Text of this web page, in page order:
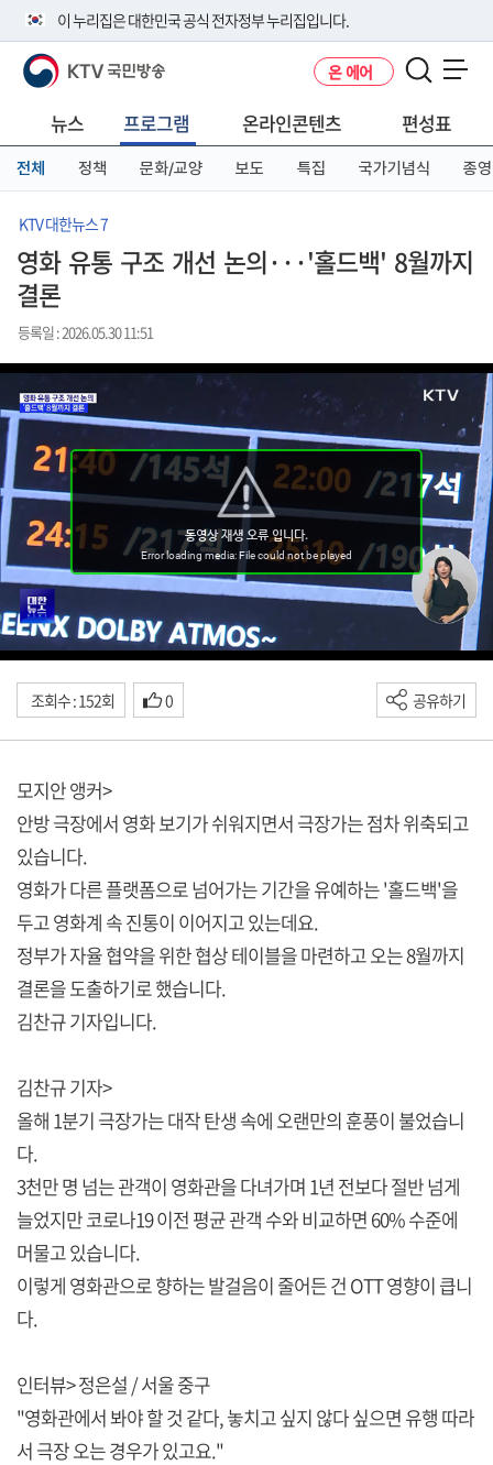
이 누리집은 대한민국 공식 전자정부 누리집입니다.
공식 누리집 주소 확인하기
니다.
이밖에 or.kr 또는 .kr등 다른 도메인 주소를 사용하고 있다면 아래 URL에
서 도메인 주소를 확인해 보세요
KTV 국민방송 온 에어
뉴스 프로그램 온라인콘텐츠 편성표
전체 정책 문화/교양 보도 특집 국가기념식 종영
KTV 대한뉴스 7
영화 유통 구조 개선 논의···'홀드백' 8월까지
결론
등록일 : 2026.05.30 11:51
조회수 : 152회 0 공유하기
모지안 앵커>
안방 극장에서 영화 보기가 쉬워지면서 극장가는 점차 위축되고
있습니다.
영화가 다른 플랫폼으로 넘어가는 기간을 유예하는 '홀드백'을
두고 영화계 속 진통이 이어지고 있는데요.
정부가 자율 협약을 위한 협상 테이블을 마련하고 오는 8월까지
결론을 도출하기로 했습니다.
김찬규 기자입니다.
김찬규 기자>
올해 1분기 극장가는 대작 탄생 속에 오랜만의 훈풍이 불었습니
다.
3천만 명 넘는 관객이 영화관을 다녀가며 1년 전보다 절반 넘게
늘었지만 코로나19 이전 평균 관객 수와 비교하면 60% 수준에
머물고 있습니다.
이렇게 영화관으로 향하는 발걸음이 줄어든 건 OTT 영향이 큽니
다.
인터뷰> 정은설 / 서울 중구
"영화관에서 봐야 할 것 같다, 놓치고 싶지 않다 싶으면 유행 따라
서 극장 오는 경우가 있고요."